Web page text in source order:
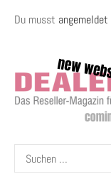
Du musst angemeldet
Suchen
nach: